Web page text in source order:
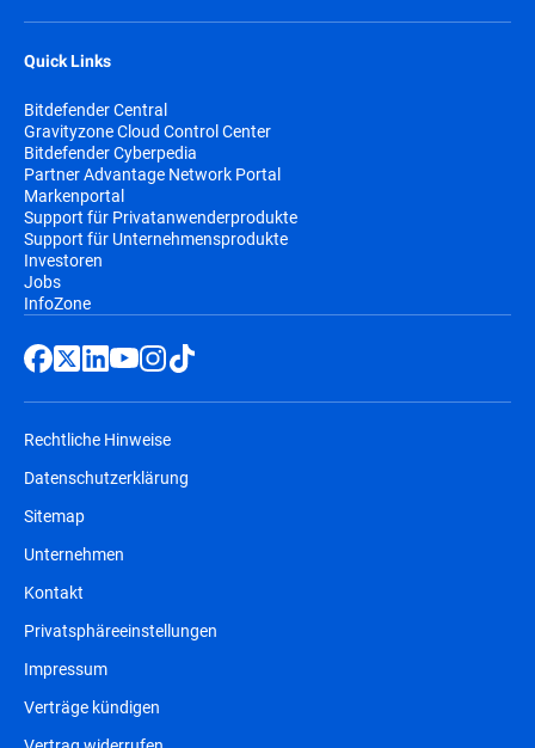
Quick Links
Bitdefender Central
Gravityzone Cloud Control Center
Bitdefender Cyberpedia
Partner Advantage Network Portal
Markenportal
Support für Privatanwenderprodukte
Support für Unternehmensprodukte
Investoren
Jobs
InfoZone
Rechtliche Hinweise
Datenschutzerklärung
Sitemap
Unternehmen
Kontakt
Privatsphäreeinstellungen
Impressum
Verträge kündigen